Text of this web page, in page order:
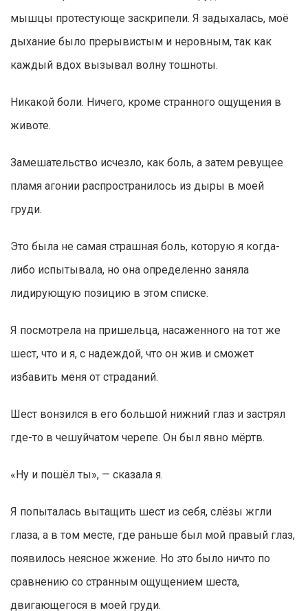
мышцы протестующе заскрипели. Я задыхалась, моё
дыхание было прерывистым и неровным, так как
каждый вдох вызывал волну тошноты.
Никакой боли. Ничего, кроме странного ощущения в
животе.
Замешательство исчезло, как боль, а затем ревущее
пламя агонии распространилось из дыры в моей
груди.
Это была не самая страшная боль, которую я когда-
либо испытывала, но она определенно заняла
лидирующую позицию в этом списке.
Я посмотрела на пришельца, насаженного на тот же
шест, что и я, с надеждой, что он жив и сможет
избавить меня от страданий.
Шест вонзился в его большой нижний глаз и застрял
где-то в чешуйчатом черепе. Он был явно мёртв.
«Ну и пошёл ты», — сказала я.
Я попыталась вытащить шест из себя, слёзы жгли
глаза, а в том месте, где раньше был мой правый глаз,
появилось неясное жжение. Но это было ничто по
сравнению со странным ощущением шеста,
двигающегося в моей груди.